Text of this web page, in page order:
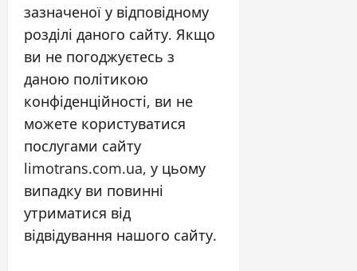
зазначеної у відповідному
розділі даного сайту. Якщо
ви не погоджуєтесь з
даною політикою
конфіденційності, ви не
можете користуватися
послугами сайту
limotrans.com.ua, у цьому
випадку ви повинні
утриматися від
відвідування нашого сайту.